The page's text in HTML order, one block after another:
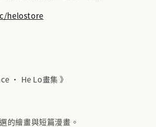
helostore
• He Lo畫集 》
的繪畫與短篇漫畫。